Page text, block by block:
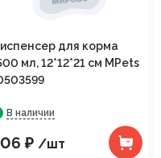
для корма
мл, 12*12*21 см MPets
В наличии
₽ /шт